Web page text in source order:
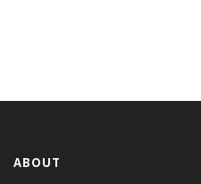
ABOUT